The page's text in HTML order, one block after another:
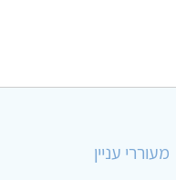
מעוררי עניין